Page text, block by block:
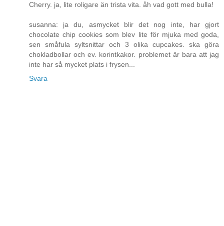
Cherry. ja, lite roligare än trista vita. åh vad gott med bulla!
susanna: ja du, asmycket blir det nog inte, har gjort
chocolate chip cookies som blev lite för mjuka med goda,
sen småfula syltsnittar och 3 olika cupcakes. ska göra
chokladbollar och ev. korintkakor. problemet är bara att jag
inte har så mycket plats i frysen...
Svara